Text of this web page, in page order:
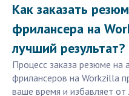
Как заказать
фрилансера на
лучший результат?
Процесс заказа резюме на
фрилансеров на Workzilla
ваше время и избавляет